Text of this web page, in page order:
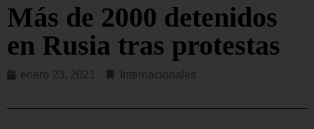
Más de 2000 detenidos
en Rusia tras protestas
enero 23, 2021 Internacionales